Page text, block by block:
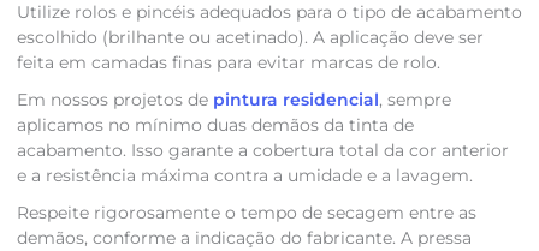
Utilize rolos e pincéis adequados para o tipo de acabamento
escolhido (brilhante ou acetinado). A aplicação deve ser
feita em camadas finas para evitar marcas de rolo.
Em nossos projetos de pintura residencial, sempre
aplicamos no mínimo duas demãos da tinta de
acabamento. Isso garante a cobertura total da cor anterior
e a resistência máxima contra a umidade e a lavagem.
Respeite rigorosamente o tempo de secagem entre as
demãos, conforme a indicação do fabricante. A pressa